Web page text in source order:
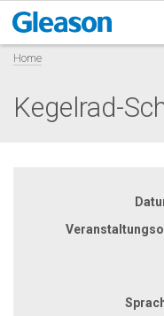
Home
Kegelrad-